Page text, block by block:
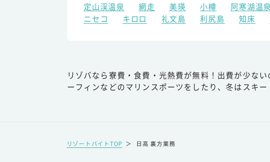
定山渓温泉
網走 美瑛 小樽 阿寒湖温泉
ニセコ
キロロ 礼文島 利尻島 知床
リゾバなら寮費・食費・光熱費が無料！出費が少な
ーフィンなどのマリンスポーツをしたり、冬はスキ
リゾートバイトTOP ＞ 日高 裏方業務